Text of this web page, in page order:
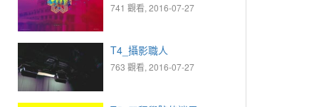
741 觀看, 2016-07-27
T4_攝影職人
763 觀看, 2016-07-27